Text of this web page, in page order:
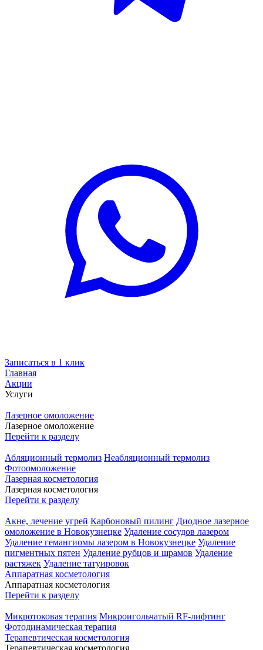
Записаться в 1 клик
Главная
Акции
Услуги
Лазерное омоложение
Лазерное омоложение
Перейти к разделу
Абляционный термолиз Неабляционный термолиз
Фотоомоложение
Лазерная косметология
Лазерная косметология
Перейти к разделу
Акне, лечение угрей Карбоновый пилинг Диодное лазерное
омоложение в Новокузнецке Удаление сосудов лазером
Удаление гемангиомы лазером в Новокузнецке Удаление
пигментных пятен Удаление рубцов и шрамов Удаление
растяжек Удаление татуировок
Аппаратная косметология
Аппаратная косметология
Перейти к разделу
Микротоковая терапия Микроигольчатый RF-лифтинг
Фотодинамическая терапия
Терапевтическая косметология
Терапевтическая косметология